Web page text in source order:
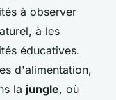
à observer
à les
éducatives.
d'alimentation,
la jungle, où